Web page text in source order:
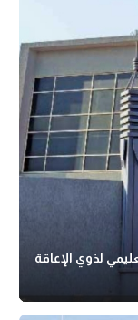
لذوي الإعاقة